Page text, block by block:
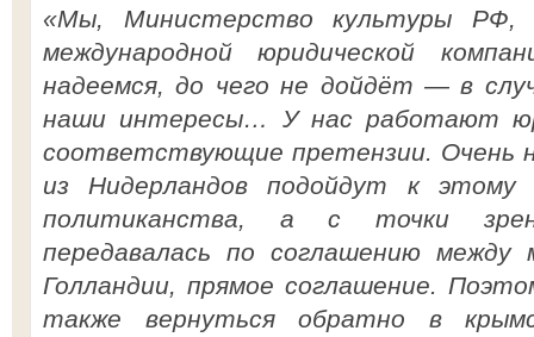
«Мы, Министерство культуры РФ,
международной юридической
надеемся, до чего не дойдёт — в
наши интересы… У нас работают
соответствующие претензии. Очень
из Нидерландов подойдут к
политиканства, а с точки
передавалась по соглашению между
Голландии, прямое соглашение.
также вернуться обратно в